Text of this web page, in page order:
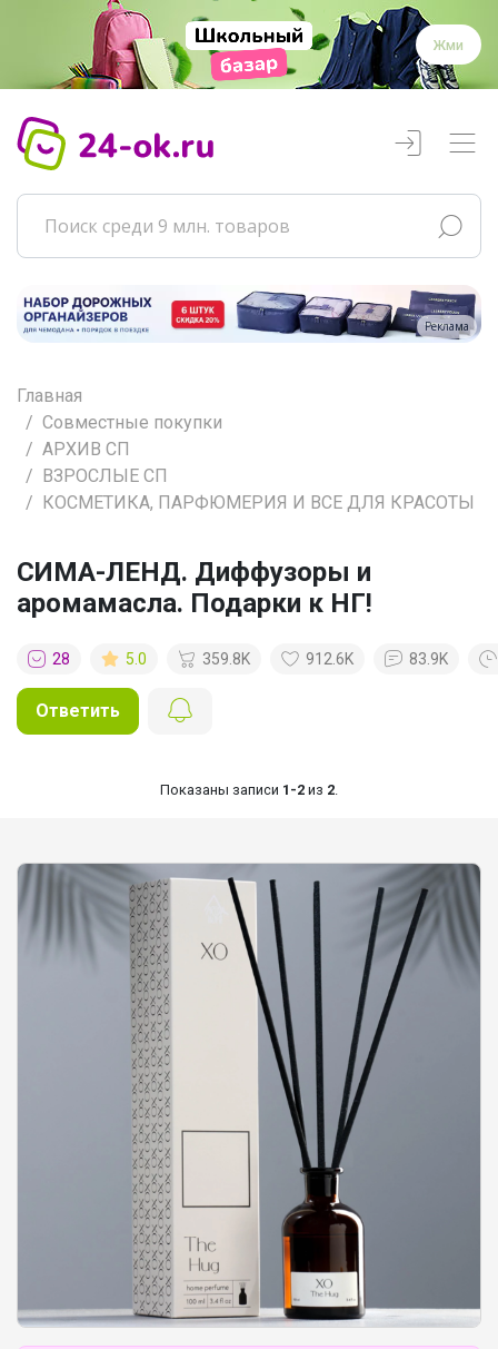
Жми
Реклама
Главная
Совместные покупки
АРХИВ СП
ВЗРОСЛЫЕ СП
КОСМЕТИКА, ПАРФЮМЕРИЯ И ВСЕ ДЛЯ КРАСОТЫ
СИМА-ЛЕНД. Диффузоры и
аромамасла. Подарки к НГ!
28 5.0 359.8K 912.6K 83.9K
Ответить
Показаны записи 1-2 из 2